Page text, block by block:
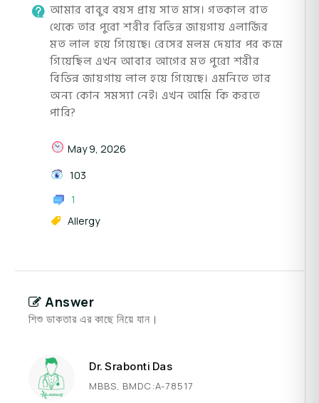
আমার বাবুর বয়স প্রায় সাত মাস। গতকাল রাত
থেকে তার পুরো শরীর বিভিন্ন জায়গায় এলার্জির
মত লাল হয়ে গিয়েছে। রেসের মলম দেয়ার পর কমে
গিয়েছিল এখন আবার আগের মত পুরো শরীর
বিভিন্ন জায়গায় লাল হয়ে গিয়েছে। এমনিতে তার
অন্য কোন সমস্যা নেই। এখন আমি কি করতে
পারি?
May 9, 2026
103
1
Allergy
Answer
শিশু ডাকতার এর কাছে নিয়ে যান।
Dr. Srabonti Das
MBBS, BMDC:A-78517